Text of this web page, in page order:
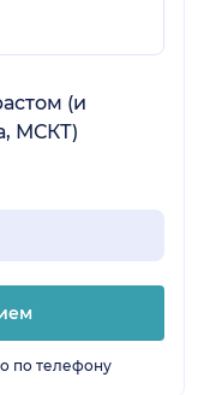
(и
МСКТ)
по телефону